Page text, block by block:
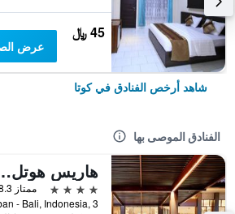
45 ﷼
عرض
شاهد أرخص الفنادق في كوتا
الفنادق الموصى بها
هاريس هوتل
4 نجوم
ممتاز 8.3